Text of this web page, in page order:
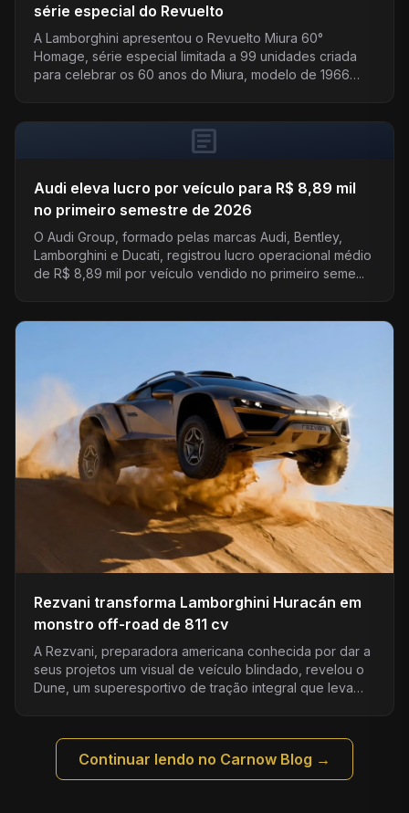
série especial do Revuelto
A Lamborghini apresentou o Revuelto Miura 60°
Homage, série especial limitada a 99 unidades criada
para celebrar os 60 anos do Miura, modelo de 1966…
article
Audi eleva lucro por veículo para R$ 8,89 mil
no primeiro semestre de 2026
O Audi Group, formado pelas marcas Audi, Bentley,
Lamborghini e Ducati, registrou lucro operacional médio
de R$ 8,89 mil por veículo vendido no primeiro seme...
Rezvani transforma Lamborghini Huracán em
monstro off-road de 811 cv
A Rezvani, preparadora americana conhecida por dar a
seus projetos um visual de veículo blindado, revelou o
Dune, um superesportivo de tração integral que leva…
Continuar lendo no Carnow Blog →